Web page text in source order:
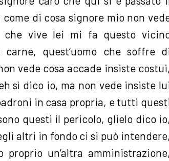
di cosa signore mio non
che vive lei mi fa questo
quest’uomo che soffre
vede cosa accade insiste costui,
sì dico io, ma non vede insiste
in casa propria, e tutti
questi il pericolo, glielo dico io,
altri in fondo ci si può
un’altra amministrazione,